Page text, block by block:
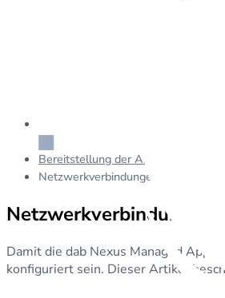
Bereitstellung der Azure Managed
Netzwerkverbindungen – Managed
Netzwerkverbindungen
Damit die dab Nexus Managed App
konfiguriert sein. Dieser Artikel